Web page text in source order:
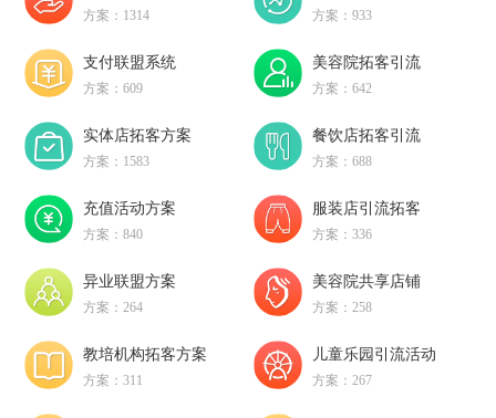
方案：1314 方案：933
支付联盟系统
方案：609
美容院拓客引流
方案：642
实体店拓客方案
方案：1583
餐饮店拓客引流
方案：688
充值活动方案
方案：840
服装店引流拓客
方案：336
异业联盟方案
方案：264
美容院共享店铺
方案：258
教培机构拓客方案
方案：311
儿童乐园引流活动
方案：267